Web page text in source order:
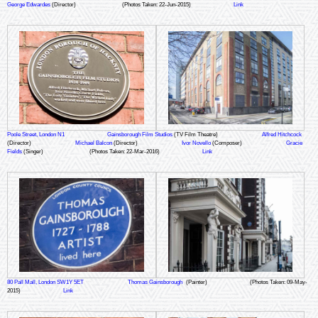
George Edwardes (Director) (Photos Taken: 22-Jun-2015) Link
Poole Street, London N1 Gainsborough Film Studios (TV Film Theatre)
Alfred Hitchcock
(Director)
Michael Balcon (Director) Ivor Novello (Composer)
Gracie
Fields (Singer) (Photos Taken: 22-Mar-2016) Link
80 Pall Mall, London SW1Y 5ET Thomas Gainsborough (Painter)
(Photos Taken: 09-May-
2015)
Link